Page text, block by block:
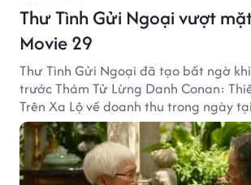
Thư Tình Gửi Ngoại vượt
Movie 29
Thư Tình Gửi Ngoại đã tạo bất ngờ
trước Thám Tử Lừng Danh Conan:
Trên Xa Lộ về doanh thu trong ngày